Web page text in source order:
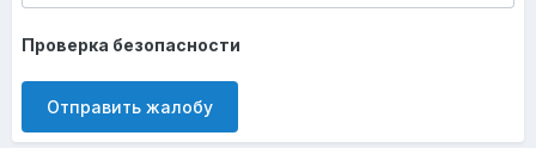
Проверка безопасности
Отправить жалобу